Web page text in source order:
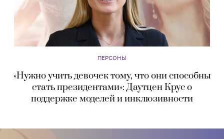
ПЕРСОНЫ
«‎Нужно учить девочек тому, что они способны
стать президентами»‎: Даутцен Крус о
поддержке моделей и инклюзивности